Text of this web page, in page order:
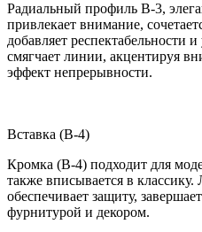
Радиальный профиль B-3,
привлекает внимание,
добавляет респектабельности
смягчает линии, акцентируя
эффект непрерывности.
Вставка (B-4)
Кромка (B-4) подходит для
также вписывается в
обеспечивает защиту,
фурнитурой и декором.